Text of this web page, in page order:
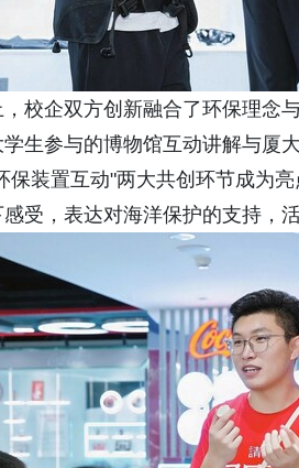
校企双方创新融合了环保理念
生参与的博物馆互动讲解与厦
保装置互动"两大共创环节成为
受，表达对海洋保护的支持，